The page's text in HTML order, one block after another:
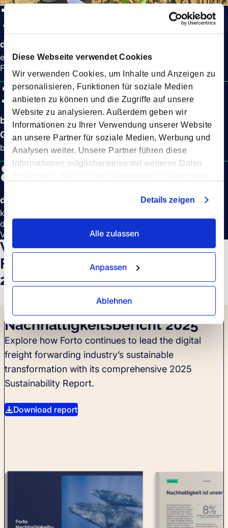
Diese Webseite verwendet Cookies
Wir verwenden Cookies, um Inhalte und Anzeigen zu
personalisieren, Funktionen für soziale Medien
anbieten zu können und die Zugriffe auf unsere
Website zu analysieren. Außerdem geben wir
Informationen zu Ihrer Verwendung unserer Website
an unsere Partner für soziale Medien, Werbung und
Analysen weiter. Unsere Partner führen diese
Informationen möglicherweise mit weiteren Daten
Details zeigen
Alle zulassen
Anpassen
Ablehnen
70
der Kunden
ergreifen Klimaschutzmaßnahmen mit
Forto
1%
bereinigter Gehaltsunterschied zwischen den
Geschlechtern
bei allen Forto-Mitarbeitenden
84%
der Forto-Mitarbeitenden
kommen nachhaltig ins Büro (zu Fuß, mit
dem Fahrrad oder mit öffentlichen
Verkehrsmitteln)
Werfen Sie einen Blick in den
Forto Nachhaltigkeitsbericht
2025
REPORT
Nachhaltigkeitsbericht 2025
Explore how Forto continues to lead the digital
freight forwarding industry’s sustainable
transformation with its comprehensive 2025
Sustainability Report.
Download report